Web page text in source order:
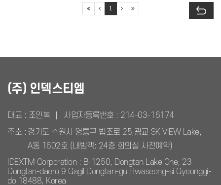
1
(주) 인덱스티엠
대표 : 조인복 사업자등록번호 : 214-03-16174
주소 : 경기도 수원시 영통구 법조로 25,광교 SK VIEW Lake,
A동 1602호 (내방객: 24층 회의실 사전예약)
IDEXTM Corporation : B-1250, Dongtan Lake One, 23
Dongtan-daero 9 Gagil Dongtan-gu Hwaseong-si Gyeonggi-
do 18488, Korea